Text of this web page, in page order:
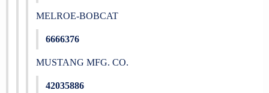
MELROE-BOBCAT
6666376
MUSTANG MFG. CO.
42035886